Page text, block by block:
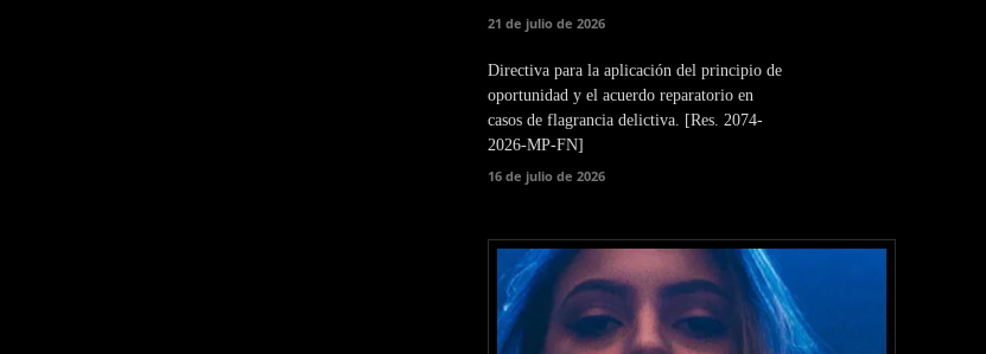
21 de julio de 2026
Directiva para la aplicación del principio de
oportunidad y el acuerdo reparatorio en
casos de flagrancia delictiva. [Res. 2074-
2026-MP-FN]
16 de julio de 2026